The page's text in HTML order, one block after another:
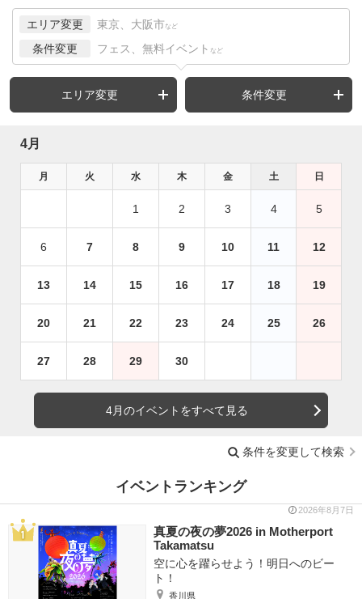
エリア変更 東京、大阪市 など
条件変更 フェス、無料イベント など
エリア変更 条件変更
4月
月 火 水 木 金 土 日
1 2 3 4 5
6 7 8 9 10 11 12
13 14 15 16 17 18 19
20 21 22 23 24 25 26
27 28 29 30
4月のイベントをすべて見る
条件を変更して検索
イベントランキング
2026年8月7日
真夏の夜の夢2026 in Motherport
Takamatsu
空に心を躍らせよう！明日へのビー
ト！
香川県